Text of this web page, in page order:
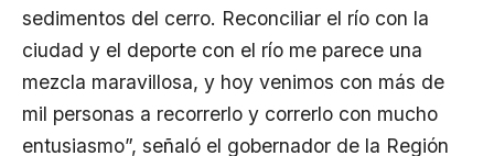
sedimentos del cerro. Reconciliar el río con la
ciudad y el deporte con el río me parece una
mezcla maravillosa, y hoy venimos con más de
mil personas a recorrerlo y correrlo con mucho
entusiasmo”, señaló el gobernador de la Región